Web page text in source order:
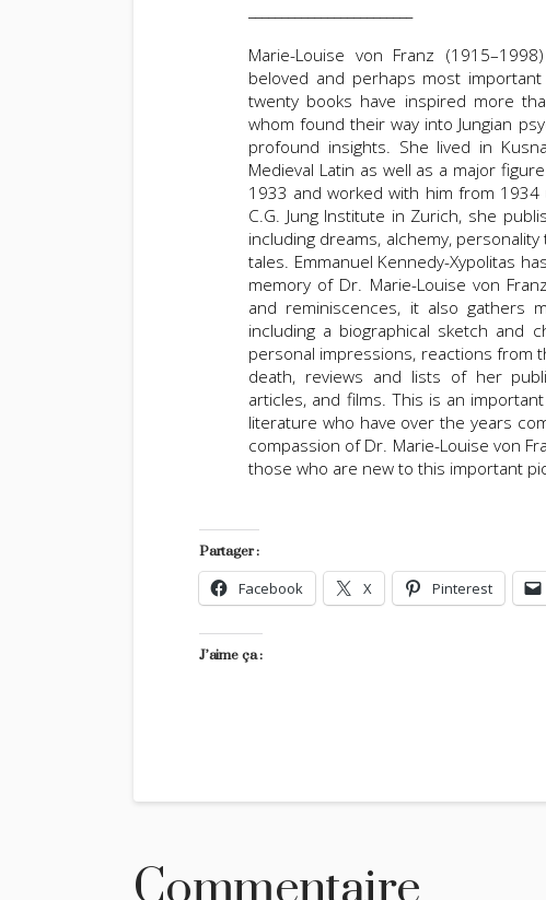
Marie-Louise von Franz
beloved and perhaps most
twenty books have inspired more
whom found their way into Jungian
profound insights. She lived in
Medieval Latin as well as a major
1933 and worked with him from
C.G. Jung Institute in Zurich, she
including dreams, alchemy,
tales. Emmanuel Kennedy-Xypolitas
memory of Dr. Marie-Louise von
and reminiscences, it also gathers
including a biographical sketch and
personal impressions, reactions from
death, reviews and lists of her
articles, and films. This is an
literature who have over the years
compassion of Dr. Marie-Louise von
those who are new to this important
Partager :
Facebook X Pinterest
J’aime ça :